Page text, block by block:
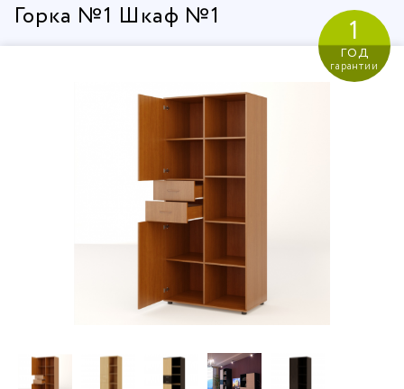
Горка №1 Шкаф №1 1
год
гарантии